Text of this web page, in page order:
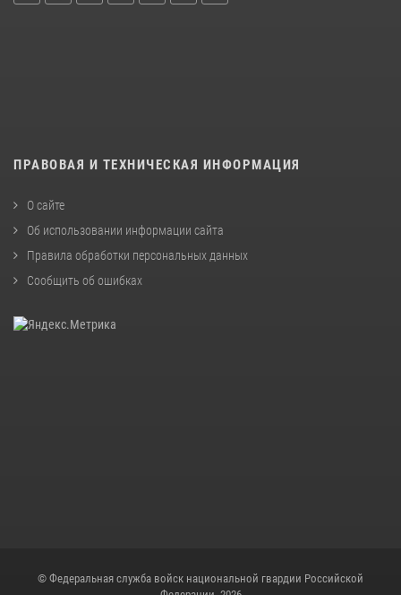
ПРАВОВАЯ И ТЕХНИЧЕСКАЯ ИНФОРМАЦИЯ
О сайте
Об использовании информации сайта
Правила обработки персональных данных
Сообщить об ошибках
© Федеральная служба войск национальной гвардии Российской